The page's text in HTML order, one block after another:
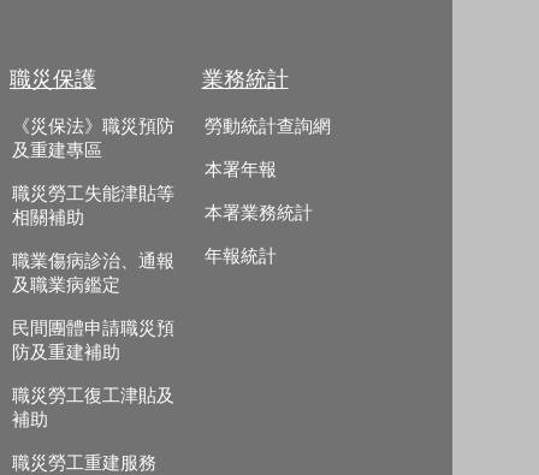
職災保護
《災保法》職災預防
及重建專區
職災勞工失能津貼等
相關補助
職業傷病診治、通報
及職業病鑑定
民間團體申請職災預
防及重建補助
職災勞工復工津貼及
補助
職災勞工重建服務
業務統計
勞動統計查詢網
本署年報
本署業務統計
年報統計